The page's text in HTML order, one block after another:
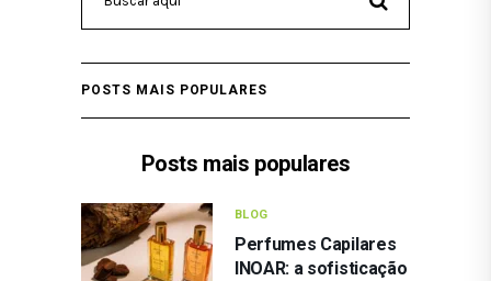
POSTS MAIS POPULARES
Posts mais populares
BLOG
Perfumes Capilares
INOAR: a sofisticação